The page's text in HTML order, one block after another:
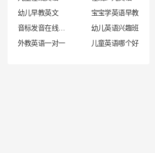
幼儿早教英文
宝宝学英语早教
幼儿英语兴趣班
外教英语一对一
儿童英语哪个好